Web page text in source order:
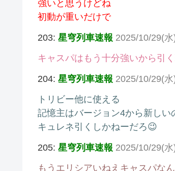
強いと思うけどね
初動が重いだけで
203: 星穹列車速報 2025/10/29(
キャスパはもう十分強いから引
204: 星穹列車速報 2025/10/29(
トリビー他に使える
記憶主はバージョン4から新しい
キュレネ引くしかねーだろ😉
205: 星穹列車速報 2025/10/29(
もうエリシアいねえキャスパな